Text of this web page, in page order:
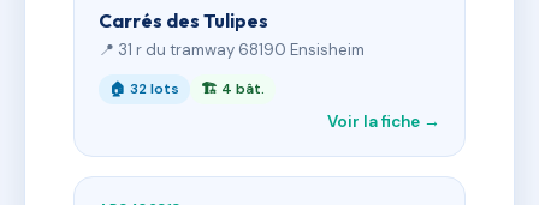
Carrés des Tulipes
📍 31 r du tramway 68190 Ensisheim
🏠 32 lots 🏗 4 bât.
Voir la fiche →